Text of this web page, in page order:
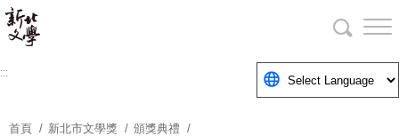
跳
到
要
:::
首頁 新北市文學獎 頒獎典禮